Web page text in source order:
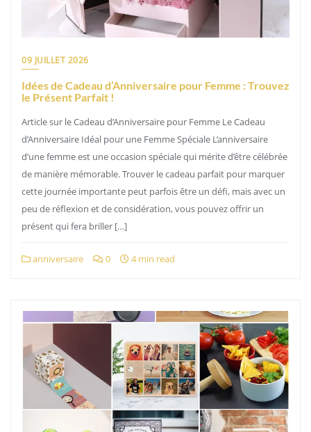
09 JUILLET 2026
Idées de Cadeau d’Anniversaire pour Femme : Trouvez
le Présent Parfait !
Article sur le Cadeau d’Anniversaire pour Femme Le Cadeau
d’Anniversaire Idéal pour une Femme Spéciale L’anniversaire
d’une femme est une occasion spéciale qui mérite d’être célébrée
de manière mémorable. Trouver le cadeau parfait pour marquer
cette journée importante peut parfois être un défi, mais avec un
peu de réflexion et de considération, vous pouvez offrir un
présent qui fera briller […]
anniversaire 0 4 min read